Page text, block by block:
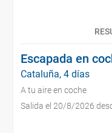
Escapada en
Cataluña, 4 días
A tu aire en coche
Salida el 20/8/2026